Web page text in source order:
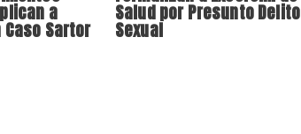
a
Sartor
Salud por Presunto Delito
Sexual